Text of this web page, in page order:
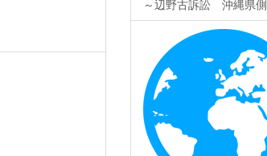
～辺野古訴訟 沖縄県